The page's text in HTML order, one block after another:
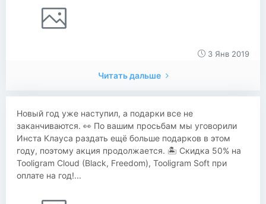
3 Янв 2019
Читать дальше
Новый год уже наступил, а подарки все не
заканчиваются. 👀 По вашим просьбам мы уговорили
Инста Клауса раздать ещё больше подарков в этом
году, поэтому акция продолжается. 🏝 Скидка 50% на
Tooligram Cloud (Black, Freedom), Tooligram Soft при
оплате на год!...